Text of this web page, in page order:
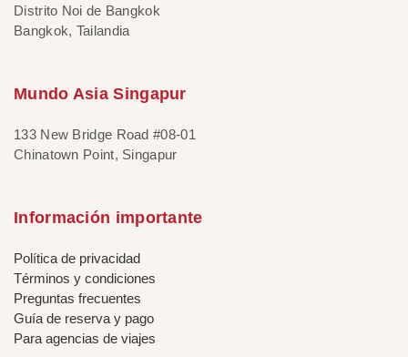
Distrito Noi de Bangkok
Bangkok, Tailandia
Mundo Asia Singapur
133 New Bridge Road #08-01
Chinatown Point, Singapur
Información importante
Política de privacidad
Términos y condiciones
Preguntas frecuentes
Guía de reserva y pago
Para agencias de viajes